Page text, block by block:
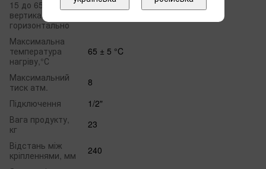
15 до 65°С,
вертикально/
горизонтально
220
Максимальна
температура
нагріву,°С
65 ± 5 °C
Максимальний
тиск атм.
8
Підключення
1/2"
Вага продукту,
кг
23
Відстань між
кріпленнями, мм
240